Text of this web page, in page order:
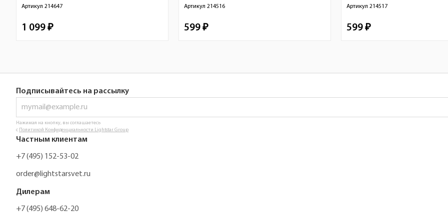
Артикул 214647
1 099 ₽
Артикул 214516
599 ₽
Артикул 214517
599 ₽
Подписывайтесь на рассылку
Нажимая на кнопку, вы соглашаетесь
с Политикой Конфиденциальности Lightstar Group
Частным клиентам
+7 (495) 152-53-02
order@lightstarsvet.ru
Дилерам
+7 (495) 648-62-20